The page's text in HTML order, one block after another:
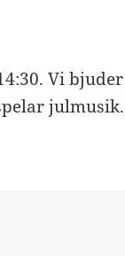
Vi bjuder
julmusik.